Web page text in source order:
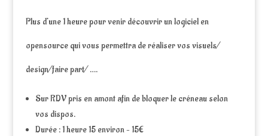
Plus d’une 1 heure pour venir découvrir un logiciel en
opensource qui vous permettra de réaliser vos visuels/
design/faire part/ ….
Sur RDV pris en amont afin de bloquer le créneau selon
vos dispos.
Durée : 1 heure 15 environ – 15€